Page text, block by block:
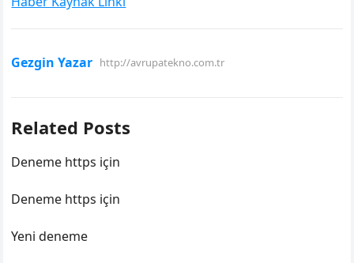
Gezgin Yazar http://avrupatekno.com.tr
Related Posts
Deneme https için
Deneme https için
Yeni deneme